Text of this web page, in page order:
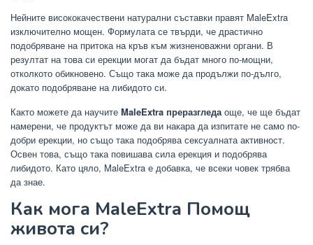
Нейните висококачествени натурални съставки правят MaleExtra
изключително мощен. Формулата се твърди, че драстично
подобряване на притока на кръв към жизненоважни органи. В
резултат на това си ерекции могат да бъдат много по-мощни,
отколкото обикновено. Също така може да продължи по-дълго,
докато подобряване на либидото си.
Както можете да научите MaleExtra преразгледаоще, че ще бъдат
намерени, че продуктът може да ви накара да изпитате не само по-
добри ерекции, но също така подобрява сексуалната активност.
Освен това, също така повишава сила ерекция и подобрява
либидото. Като цяло, MaleExtra е добавка, че всеки човек трябва
да знае.
Как мога MaleExtra Помощ
живота си?